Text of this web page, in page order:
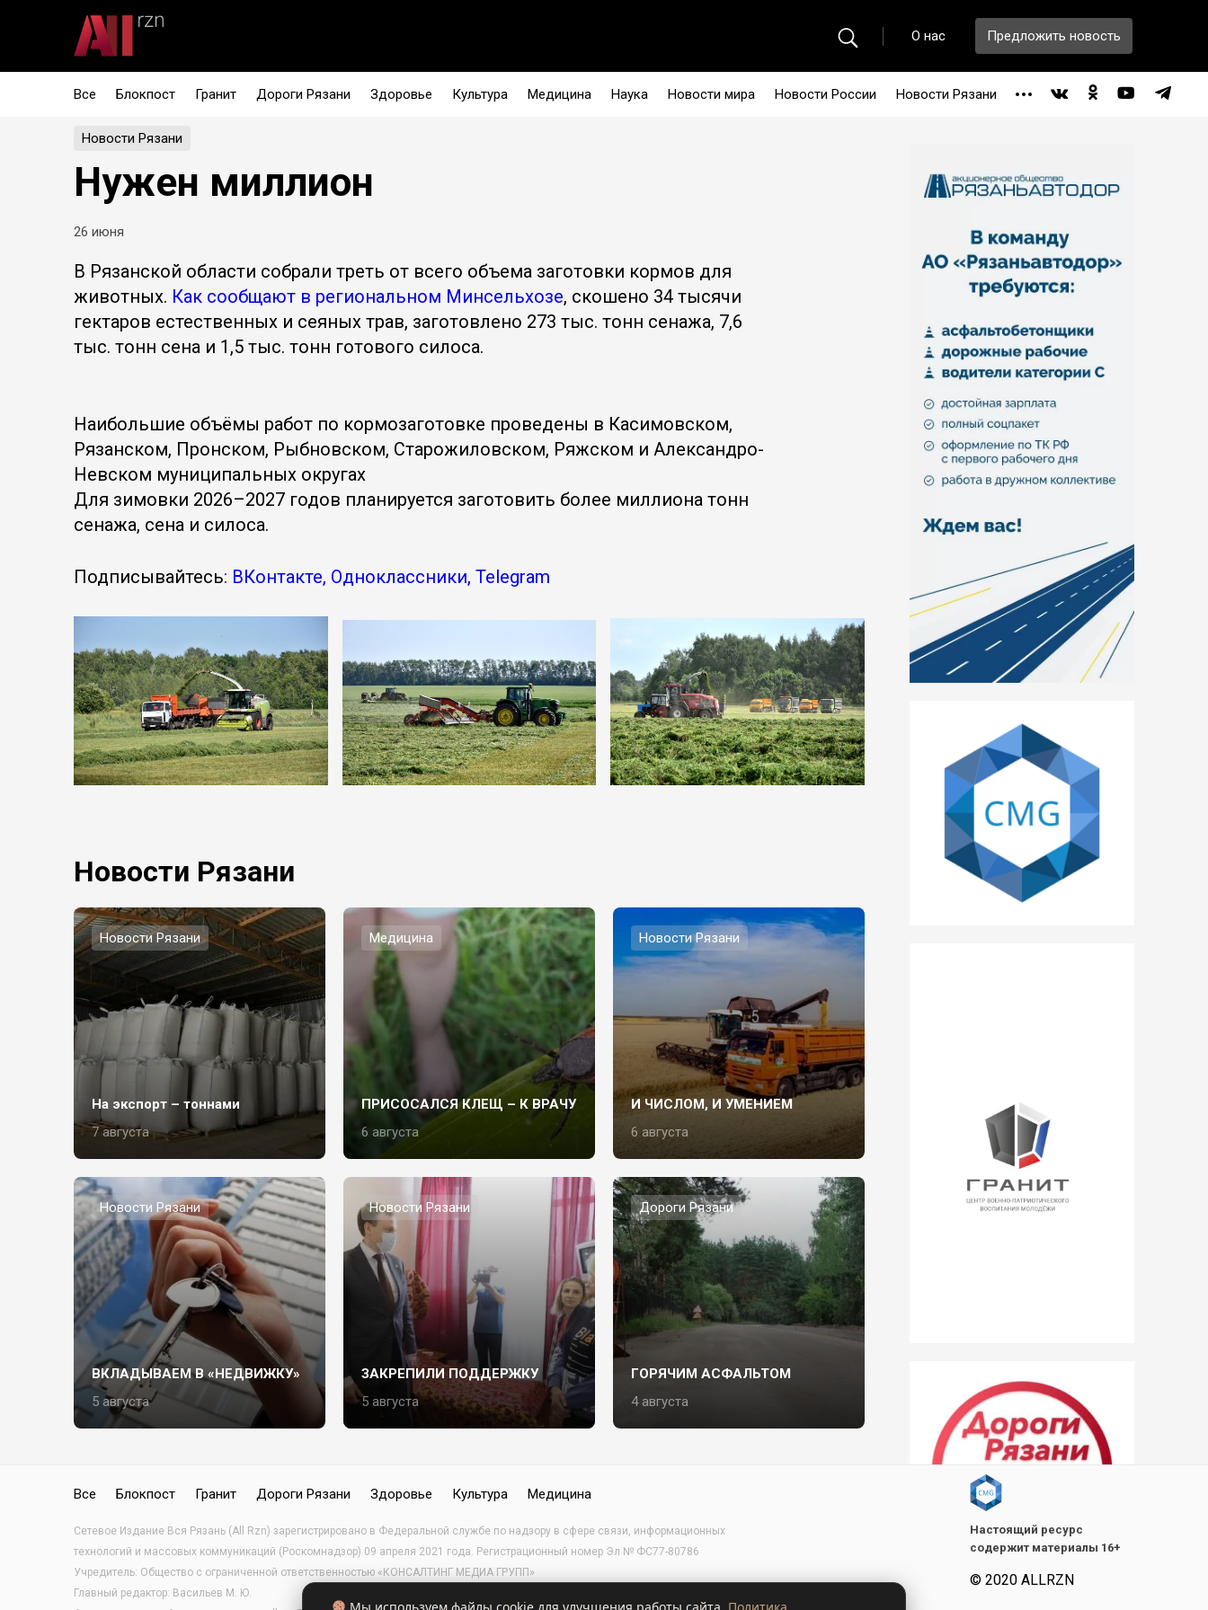
О нас Предложить новость
Все Блокпост Гранит Дороги Рязани Здоровье Культура Медицина Наука Новости мира Новости России Новости Рязани
Новости Рязани
Нужен миллион
26 июня
В Рязанской области собрали треть от всего объема заготовки кормов для
животных. Как сообщают в региональном Минсельхозе, скошено 34 тысячи
гектаров естественных и сеяных трав, заготовлено 273 тыс. тонн сенажа, 7,6
тыс. тонн сена и 1,5 тыс. тонн готового силоса.
Наибольшие объёмы работ по кормозаготовке проведены в Касимовском,
Рязанском, Пронском, Рыбновском, Старожиловском, Ряжском и Александро-
Невском муниципальных округах
Для зимовки 2026–2027 годов планируется заготовить более миллиона тонн
сенажа, сена и силоса.
Подписывайтесь: ВКонтакте, Одноклассники, Telegram
Новости Рязани
Новости Рязани
На экспорт – тоннами
7 августа
Медицина
ПРИСОСАЛСЯ КЛЕЩ – К ВРАЧУ
6 августа
Новости Рязани
И ЧИСЛОМ, И УМЕНИЕМ
6 августа
Новости Рязани
ВКЛАДЫВАЕМ В «НЕДВИЖКУ»
5 августа
Новости Рязани
ЗАКРЕПИЛИ ПОДДЕРЖКУ
5 августа
Дороги Рязани
ГОРЯЧИМ АСФАЛЬТОМ
4 августа
Все Блокпост Гранит Дороги Рязани Здоровье Культура Медицина
Сетевое Издание Вся Рязань (All Rzn) зарегистрировано в Федеральной службе по надзору в сфере связи, информационных
технологий и массовых коммуникаций (Роскомнадзор) 09 апреля 2021 года. Регистрационный номер Эл № ФС77-80786
Учредитель: Общество с ограниченной ответственностью «КОНСАЛТИНГ МЕДИА ГРУПП»
Главный редактор: Васильев М. Ю.
Настоящий ресурс
содержит материалы 16+
© 2020 ALLRZN